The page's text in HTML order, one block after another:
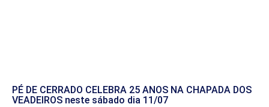
PÉ DE CERRADO CELEBRA 25 ANOS NA CHAPADA DOS
VEADEIROS neste sábado dia 11/07